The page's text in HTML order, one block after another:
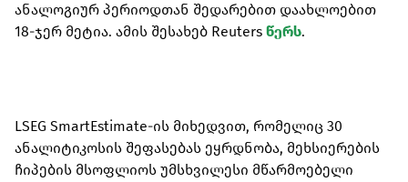
ანალოგიურ პერიოდთან შედარებით დაახლოებით
18-ჯერ მეტია. ამის შესახებ Reuters წერს.
LSEG SmartEstimate-ის მიხედვით, რომელიც 30
ანალიტიკოსის შეფასებას ეყრდნობა, მეხსიერების
ჩიპების მსოფლიოს უმსხვილესი მწარმოებელი